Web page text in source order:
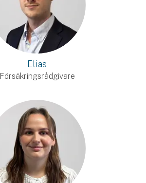
Elias
Försäkringsrådgivare